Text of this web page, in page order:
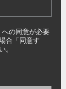
への同意が必要
合「同意す
。